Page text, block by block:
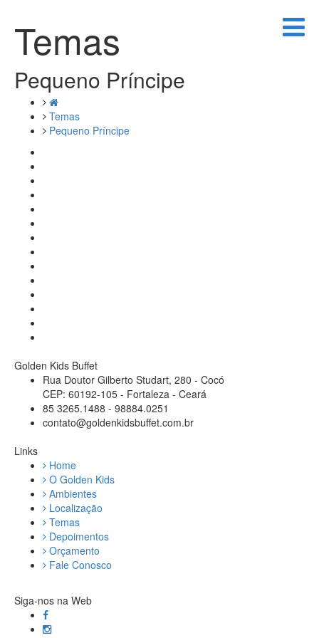
Temas
Pequeno Príncipe
Temas
Pequeno Príncipe
Golden Kids Buffet
Rua Doutor Gilberto Studart, 280 - Cocó
CEP: 60192-105 - Fortaleza - Ceará
85 3265.1488 - 98884.0251
contato@goldenkidsbuffet.com.br
Links
Home
O Golden Kids
Ambientes
Localização
Temas
Depoimentos
Orçamento
Fale Conosco
Siga-nos na Web